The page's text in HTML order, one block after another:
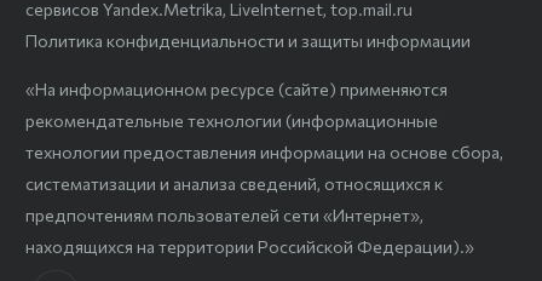
сервисов Yandex.Metrika, LiveInternet, top.mail.ru
Политика конфиденциальности и защиты информации
«На информационном ресурсе (сайте) применяются
рекомендательные технологии (информационные
технологии предоставления информации на основе сбора,
систематизации и анализа сведений, относящихся к
предпочтениям пользователей сети «Интернет»,
находящихся на территории Российской Федерации).»